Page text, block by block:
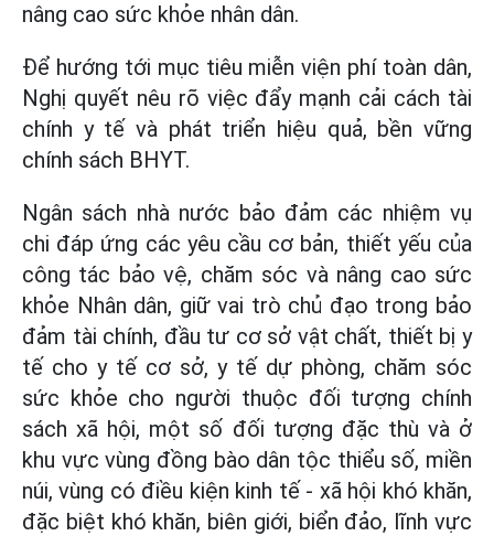
nâng cao sức khỏe nhân dân.
Để hướng tới mục tiêu miễn viện phí toàn dân,
Nghị quyết nêu rõ việc đẩy mạnh cải cách tài
chính y tế và phát triển hiệu quả, bền vững
chính sách BHYT.
Ngân sách nhà nước bảo đảm các nhiệm vụ
chi đáp ứng các yêu cầu cơ bản, thiết yếu của
công tác bảo vệ, chăm sóc và nâng cao sức
khỏe Nhân dân, giữ vai trò chủ đạo trong bảo
đảm tài chính, đầu tư cơ sở vật chất, thiết bị y
tế cho y tế cơ sở, y tế dự phòng, chăm sóc
sức khỏe cho người thuộc đối tượng chính
sách xã hội, một số đối tượng đặc thù và ở
khu vực vùng đồng bào dân tộc thiểu số, miền
núi, vùng có điều kiện kinh tế - xã hội khó khăn,
đặc biệt khó khăn, biên giới, biển đảo, lĩnh vực